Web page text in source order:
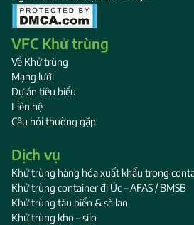
VFC Khử trùng
Về Khử trùng
Mạng lưới
Dự án tiêu biểu
Liên hệ
Câu hỏi thường gặp
Dịch vụ
Khử trùng hàng hóa xuất khẩu trong
Khử trùng container đi Úc – AFAS / BMSB
Khử trùng tàu biển & sà lan
Khử trùng kho – silo